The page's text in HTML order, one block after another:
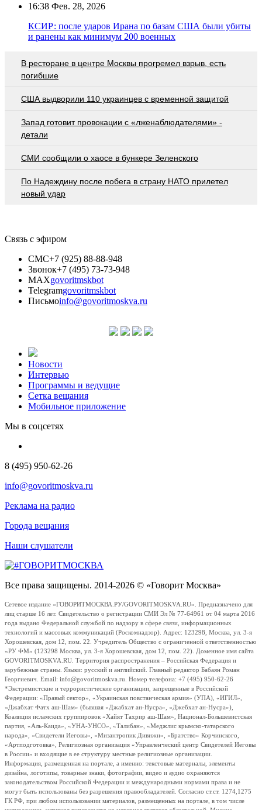
16:38 Фев. 28, 2026
КСИР: после ударов Ирана по базам США были убиты
и ранены как минимум 200 военных
В ресторане в центре Москвы прогремел взрыв, есть
погибшие
США выдворили 110 украинцев с временной защитой
Запад готовит провокации с «лженаблюдателями» -
детали
СМИ сообщили о хаосе в бункере Зеленского
По Надеждину после побега в страну НАТО прилетел
новый удар
Связь с эфиром
СМС+7 (925) 88-88-948
Звонок+7 (495) 73-73-948
MAXgovoritmskbot
Telegramgovoritmskbot
Письмоinfo@govoritmoskva.ru
Новости
Интервью
Программы и ведущие
Сетка вещания
Мобильное приложение
Мы в соцсетях
8 (495) 950-62-26
info@govoritmoskva.ru
Реклама на радио
Города вещания
Наши слушатели
Все права защищены. 2014-2026 © «Говорит Москва»
Сетевое издание «ГОВОРИТМОСКВА.РУ/GOVORITMOSKVA.RU». Предназначено для
лиц старше 16 лет. Свидетельство о регистрации СМИ Эл № 77-64961 от 04 марта 2016
года выдано Федеральной службой по надзору в сфере связи, информационных
технологий и массовых коммуникаций (Роскомнадзор). Адрес: 123298, Москва, ул. 3-я
Хорошевская, дом 12, пом. 22. Учредитель Общество с ограниченной ответственностью
«РУ ФМ» (123298 Москва, ул. 3-я Хорошевская, дом 12, пом. 22). Доменное имя сайта
GOVORITMOSKVA.RU. Территория распространения – Российская Федерация и
зарубежные страны. Языки: русский и английский. Главный редактор Бабаян Роман
Георгиевич. Email: info@govoritmoskva.ru. Номер телефона: +7 (495) 950-62-26
*Экстремистские и террористические организации, запрещенные в Российской
Федерации: «Правый сектор», «Украинская повстанческая армия» (УПА), «ИГИЛ»,
«Джабхат Фатх аш-Шам» (бывшая «Джабхат ан-Нусра», «Джебхат ан-Нусра»),
Коалиция исламских группировок «Хайят Тахрир аш-Шам», Национал-Большевистская
партия, «Аль-Каида», «УНА-УНСО», «Талибан», «Меджлис крымско-татарского
народа», «Свидетели Иеговы», «Мизантропик Дивижн», «Братство» Корчинского,
«Артподготовка», Религиозная организация «Управленческий центр Свидетелей Иеговы
в России» и входящие в ее структуру местные религиозные организации.
Информация, размещенная на портале, а именно: текстовые материалы, элементы
дизайна, логотипы, товарные знаки, фотографии, видео и аудио охраняются
законодательством Российской Федерации и международными нормами права и не
могут быть использованы без разрешения правообладателей. Согласно ст.ст. 1274,1275
ГК РФ, при любом использовании материалов, размещенных на портале, в том числе